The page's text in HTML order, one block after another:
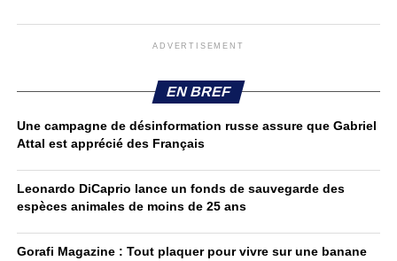
ADVERTISEMENT
EN BREF
Une campagne de désinformation russe assure que Gabriel
Attal est apprécié des Français
Leonardo DiCaprio lance un fonds de sauvegarde des
espèces animales de moins de 25 ans
Gorafi Magazine : Tout plaquer pour vivre sur une banane